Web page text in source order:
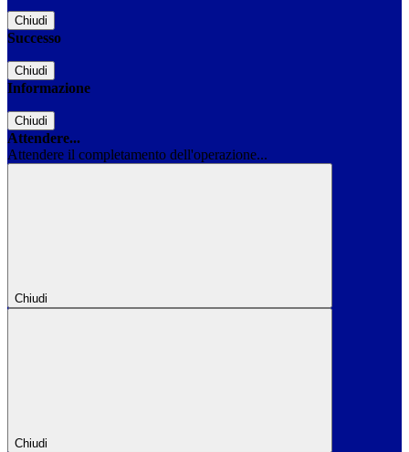
Chiudi
Successo
Chiudi
Informazione
Chiudi
Attendere...
Attendere il completamento dell'operazione...
Chiudi
Chiudi